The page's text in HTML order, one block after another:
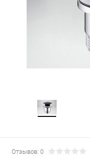
Отзывов: 0